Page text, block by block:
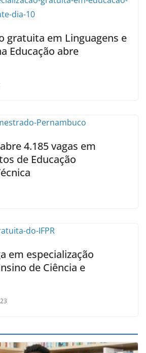
gratuita em Linguagens e
Educação abre
4.185 vagas em
de Educação
em especialização
de Ciência e